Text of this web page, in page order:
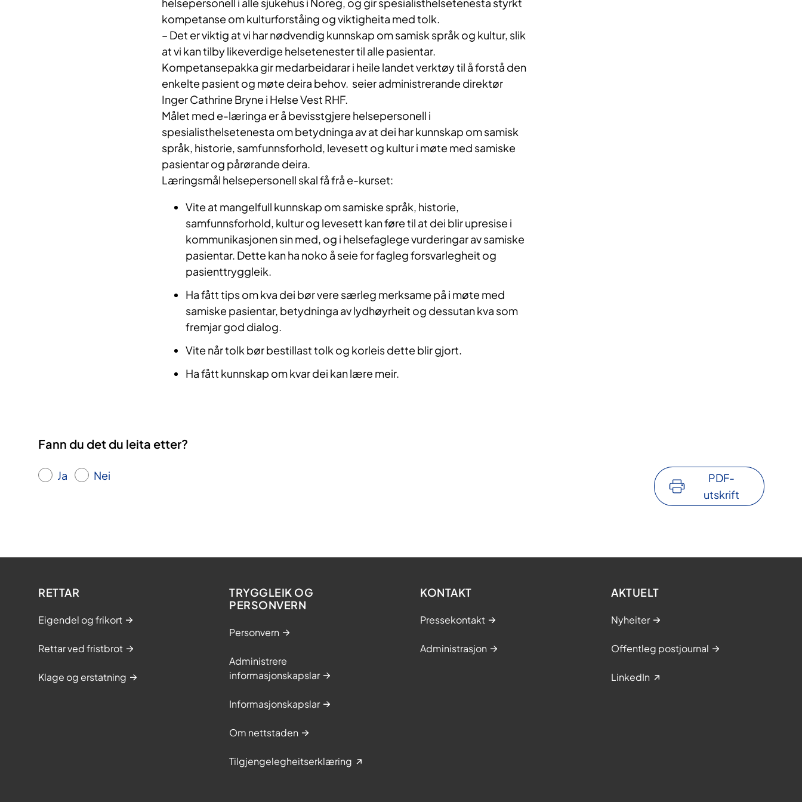
kompetanse om kulturforståing og viktigheita med tolk.
– Det er viktig at vi har nødvendig kunnskap om samisk språk og kultur, slik
at vi kan tilby likeverdige helsetenester til alle pasientar.
Kompetansepakka gir medarbeidarar i heile landet verktøy til å forstå den
enkelte pasient og møte deira behov. seier administrerande direktør
Inger Cathrine Bryne i Helse Vest RHF.
Målet med e-læringa er å bevisstgjere helsepersonell i
spesialisthelsetenesta om betydninga av at dei har kunnskap om samisk
språk, historie, samfunnsforhold, levesett og kultur i møte med samiske
pasientar og pårørande deira.
Læringsmål helsepersonell skal få frå e-kurset:
Vite at mangelfull kunnskap om samiske språk, historie,
samfunnsforhold, kultur og levesett kan føre til at dei blir upresise i
kommunikasjonen sin med, og i helsefaglege vurderingar av samiske
pasientar. Dette kan ha noko å seie for fagleg forsvarlegheit og
pasienttryggleik.
Ha fått tips om kva dei bør vere særleg merksame på i møte med
samiske pasientar, betydninga av lydhøyrheit og dessutan kva som
fremjar god dialog.
Vite når tolk bør bestillast tolk og korleis dette blir gjort.
Ha fått kunnskap om kvar dei kan lære meir.
Fann du det du leita etter?
Ja Nei
PDF-
utskrift
RETTAR
Eigendel og frikort
Rettar ved fristbrot
Klage og erstatning
TRYGGLEIK OG
PERSONVERN
Personvern
Administrere
informasjonskapslar
Informasjonskapslar
Om nettstaden
Tilgjengelegheitserklæring
KONTAKT
Pressekontakt
Administrasjon
AKTUELT
Nyheiter
Offentleg postjournal
LinkedIn